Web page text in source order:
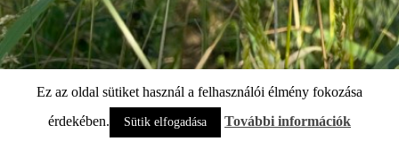
Ez az oldal sütiket használ a felhasználói élmény fokozása
érdekében.
Sütik elfogadása További információk